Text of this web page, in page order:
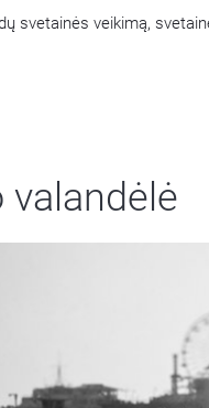
svetainės veikimą,
valandėlė